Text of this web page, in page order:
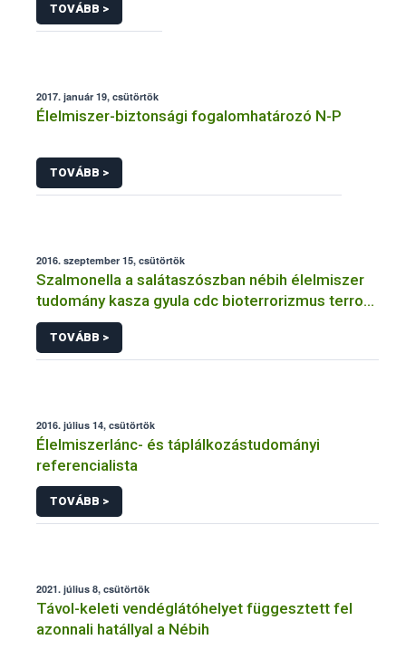
TOVÁBB >
2017. január 19, csütörtök
Élelmiszer-biztonsági fogalomhatározó N-P
TOVÁBB >
2016. szeptember 15, csütörtök
Szalmonella a salátaszószban nébih élelmiszer
tudomány kasza gyula cdc bioterrorizmus terror
lépfene
TOVÁBB >
2016. július 14, csütörtök
Élelmiszerlánc- és táplálkozástudományi
referencialista
TOVÁBB >
2021. július 8, csütörtök
Távol-keleti vendéglátóhelyet függesztett fel
azonnali hatállyal a Nébih